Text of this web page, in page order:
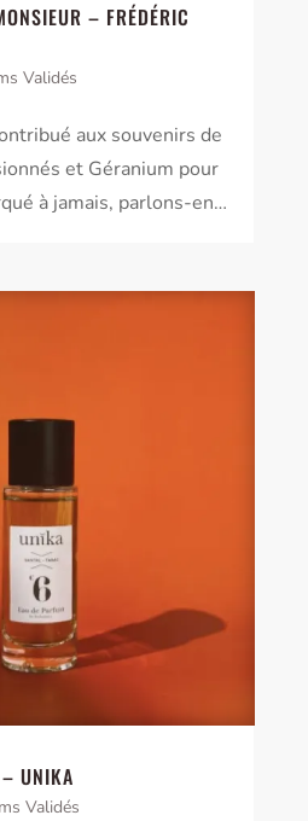
– FRÉDÉRIC
Validés
aux souvenirs de
et Géranium pour
à jamais, parlons-en…
UNIKA
Validés